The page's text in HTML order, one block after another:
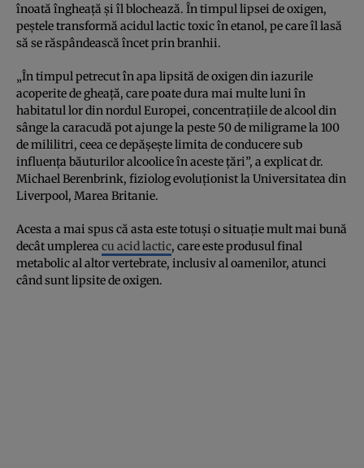
înoată îngheață și îl blochează. În timpul lipsei de oxigen,
peștele transformă acidul lactic toxic în etanol, pe care îl lasă
să se răspândească încet prin branhii.
„În timpul petrecut în apa lipsită de oxigen din iazurile
acoperite de gheață, care poate dura mai multe luni în
habitatul lor din nordul Europei, concentrațiile de alcool din
sânge la caracudă pot ajunge la peste 50 de miligrame la 100
de mililitri, ceea ce depășește limita de conducere sub
influența băuturilor alcoolice în aceste țări”, a explicat dr.
Michael Berenbrink, fiziolog evoluționist la Universitatea din
Liverpool, Marea Britanie.
Acesta a mai spus că asta este totuși o situație mult mai bună
decât umplerea cu acid lactic, care este produsul final
metabolic al altor vertebrate, inclusiv al oamenilor, atunci
când sunt lipsite de oxigen.